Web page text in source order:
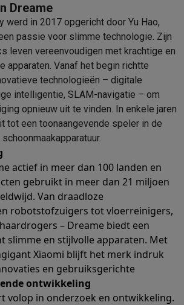
Dreame
werd in 2017 opgericht door Yu Hao,
passie voor slimme technologie. Zijn
leven vereenvoudigen met krachtige en
apparaten. Vanaf het begin richtte
technologieën – digitale
intelligentie, SLAM-navigatie – om
opnieuw uit te vinden. In enkele jaren
tot een toonaangevende speler in de
actief in meer dan 100 landen en
gebruikt in meer dan 21 miljoen
Van draadloze
robotstofzuigers tot vloerreinigers,
– Dreame biedt een
slimme en stijlvolle apparaten. Met
Xiaomi blijft het merk indruk
en gebruiksgerichte
ontwikkeling
volop in onderzoek en ontwikkeling.